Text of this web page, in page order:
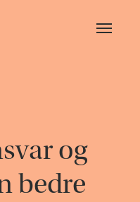
og
bedre